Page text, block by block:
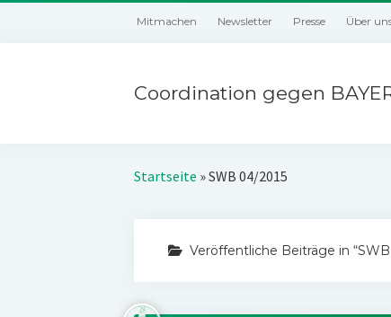
Mitmachen Newsletter Presse Über
Coordination gegen
Startseite »SWB 04/2015
Veröffentliche Beiträge in “SWB